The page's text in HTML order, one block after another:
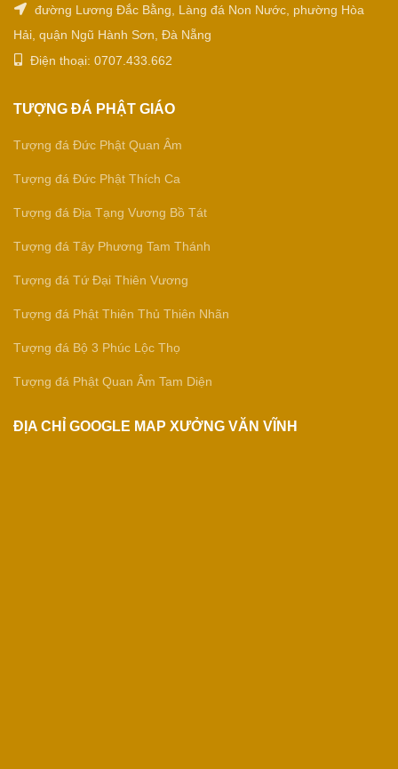
đường Lương Đắc Bằng, Làng đá Non Nước, phường Hòa
Hải, quận Ngũ Hành Sơn, Đà Nẵng
Điện thoại: 0707.433.662
TƯỢNG ĐÁ PHẬT GIÁO
Tượng đá Đức Phật Quan Âm
Tượng đá Đức Phật Thích Ca
Tượng đá Địa Tạng Vương Bồ Tát
Tượng đá Tây Phương Tam Thánh
Tượng đá Tứ Đại Thiên Vương
Tượng đá Phật Thiên Thủ Thiên Nhãn
Tượng đá Bộ 3 Phúc Lộc Thọ
Tượng đá Phật Quan Âm Tam Diện
ĐỊA CHỈ GOOGLE MAP XƯỞNG VĂN VĨNH